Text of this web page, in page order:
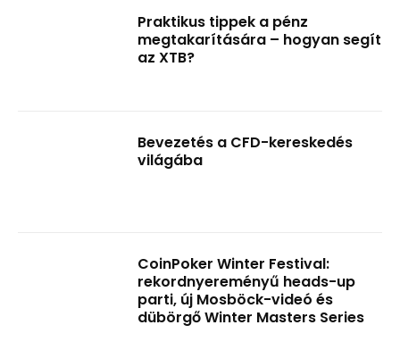
Praktikus tippek a pénz
megtakarítására – hogyan segít
az XTB?
Bevezetés a CFD-kereskedés
világába
CoinPoker Winter Festival:
rekordnyereményű heads-up
parti, új Mosböck-videó és
dübörgő Winter Masters Series